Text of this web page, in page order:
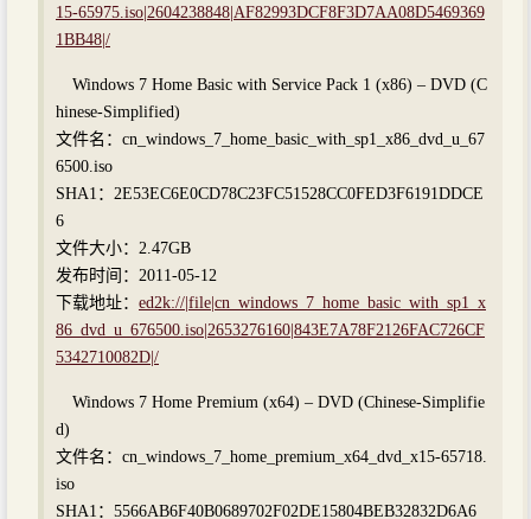
15-65975.iso|2604238848|AF82993DCF8F3D7AA08D5469369
1BB48|/
Windows 7 Home Basic with Service Pack 1 (x86) – DVD (C
hinese-Simplified)
文件名：cn_windows_7_home_basic_with_sp1_x86_dvd_u_67
6500.iso
SHA1：2E53EC6E0CD78C23FC51528CC0FED3F6191DDCE
6
文件大小：2.47GB
发布时间：2011-05-12
下载地址： ed2k://|file|cn_windows_7_home_basic_with_sp1_x
86_dvd_u_676500.iso|2653276160|843E7A78F2126FAC726CF
5342710082D|/
Windows 7 Home Premium (x64) – DVD (Chinese-Simplifie
d)
文件名：cn_windows_7_home_premium_x64_dvd_x15-65718.
iso
SHA1：5566AB6F40B0689702F02DE15804BEB32832D6A6